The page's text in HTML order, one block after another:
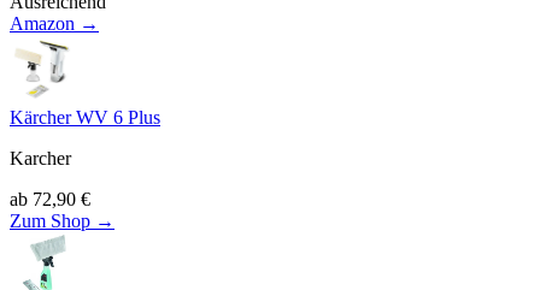
Amazon →
Kärcher WV 6 Plus
Karcher
ab 72,90 €
Zum Shop →